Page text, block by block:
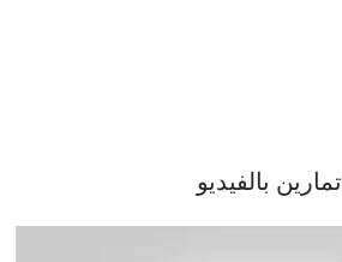
تمارين بالفيديو